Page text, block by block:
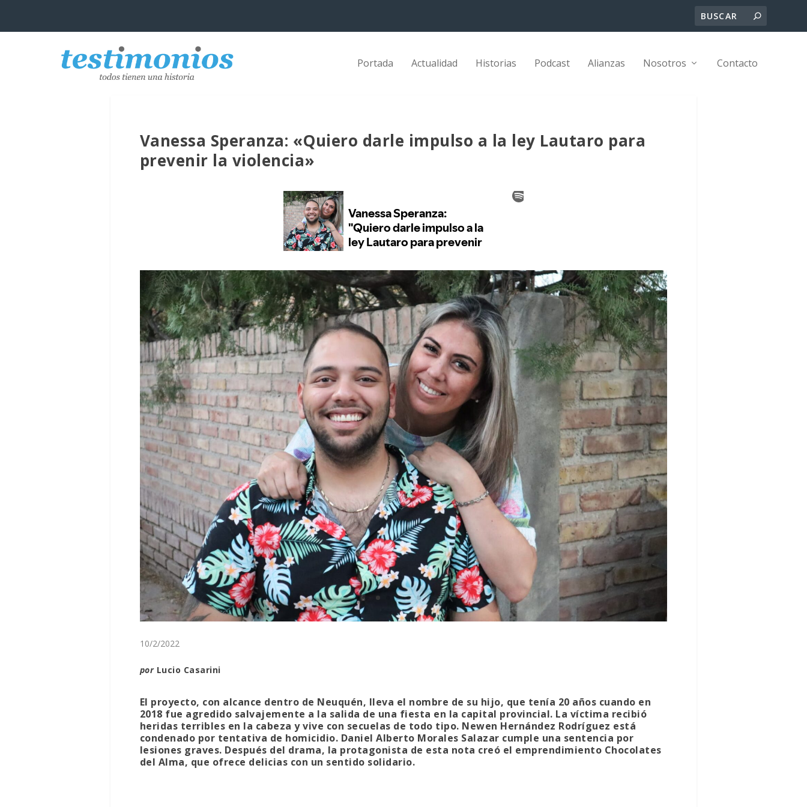
Portada Actualidad Historias Podcast Alianzas Nosotros Contacto
Vanessa Speranza: «Quiero darle impulso a la ley Lautaro para
prevenir la violencia»
10/2/2022
por Lucio Casarini
El proyecto, con alcance dentro de Neuquén, lleva el nombre de su hijo, que tenía 20 años cuando en
2018 fue agredido salvajemente a la salida de una fiesta en la capital provincial. La víctima recibió
heridas terribles en la cabeza y vive con secuelas de todo tipo. Newen Hernández Rodríguez está
condenado por tentativa de homicidio. Daniel Alberto Morales Salazar cumple una sentencia por
lesiones graves. Después del drama, la protagonista de esta nota creó el emprendimiento Chocolates
del Alma, que ofrece delicias con un sentido solidario.